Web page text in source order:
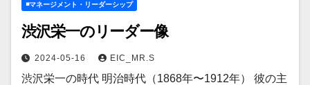
◾️マネージメント・リーダーシップ
渋沢栄一のリーダー像
2024-05-16 EIC_MR.S
渋沢栄一の時代 明治時代（1868年〜1912年） 彼の主